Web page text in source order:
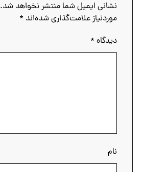
نشانی ایمیل شما منتشر نخواهد شد.
موردنیاز علامت‌گذاری شده‌اند *
دیدگاه *
نام